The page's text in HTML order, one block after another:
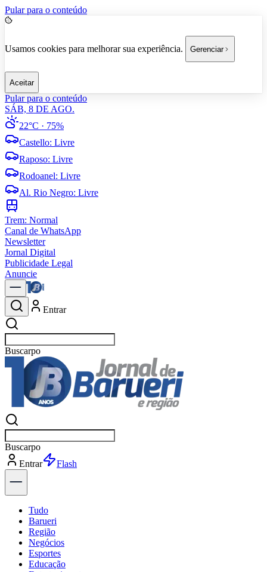
Pular para o conteúdo
Usamos cookies para melhorar sua experiência. Gerenciar
Aceitar
Pular para o conteúdo
SÁB, 8 DE AGO.
22°C · 75%
Castello: Livre
Raposo: Livre
Rodoanel: Livre
Al. Rio Negro: Livre
Trem: Normal
Canal de WhatsApp
Newsletter
Jornal Digital
Publicidade Legal
Anuncie
Entrar
Buscarnot
Buscarnot
Entrar
Explorar
Tudo
Barueri
Região
Negócios
Esportes
Educação